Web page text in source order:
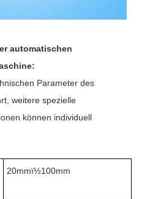
automatischen
Parameter des
weitere spezielle
können individuell
20mmï½100mm